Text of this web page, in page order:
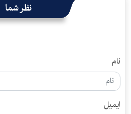
نظر شما
نام
ایمیل